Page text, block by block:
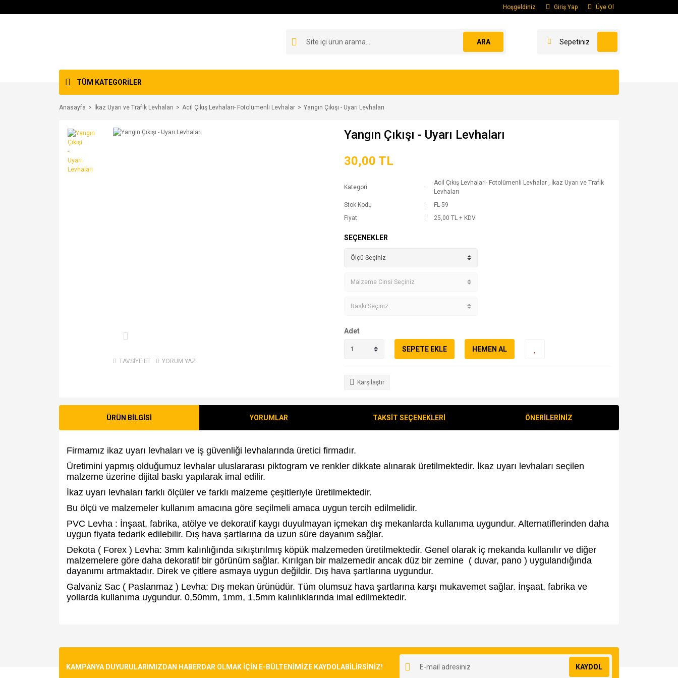
Hoşgeldiniz Giriş Yap Üye Ol
ARA Sepetiniz
TÜM KATEGORİLER
Anasayfa İkaz Uyarı ve Trafik Levhaları Acil Çıkış Levhaları- Fotolümenli Levhalar Yangın Çıkışı - Uyarı Levhaları
TAVSİYE ET YORUM YAZ
Yangın Çıkışı - Uyarı Levhaları
30,00 TL
Kategori
Acil Çıkış Levhaları- Fotolümenli Levhalar , İkaz Uyarı ve Trafik
Levhaları
Stok Kodu
FL-59
Fiyat
25,00 TL + KDV
SEÇENEKLER
Adet
SEPETE EKLE HEMEN AL
Karşılaştır
ÜRÜN BİLGİSİ YORUMLAR TAKSİT SEÇENEKLERİ ÖNERİLERİNİZ
Firmamız ikaz uyarı levhaları ve iş güvenliği levhalarında üretici firmadır.
Üretimini yapmış olduğumuz levhalar uluslararası piktogram ve renkler dikkate alınarak üretilmektedir. İkaz uyarı levhaları seçilen
malzeme üzerine dijital baskı yapılarak imal edilir.
İkaz uyarı levhaları farklı ölçüler ve farklı malzeme çeşitleriyle üretilmektedir.
Bu ölçü ve malzemeler kullanım amacına göre seçilmeli amaca uygun tercih edilmelidir.
PVC Levha : İnşaat, fabrika, atölye ve dekoratif kaygı duyulmayan içmekan dış mekanlarda kullanıma uygundur. Alternatiflerinden daha
uygun fiyata tedarik edilebilir. Dış hava şartlarına da uzun süre dayanım sağlar.
Dekota ( Forex ) Levha: 3mm kalınlığında sıkıştırılmış köpük malzemeden üretilmektedir. Genel olarak iç mekanda kullanılır ve diğer
malzemelere göre daha dekoratif bir görünüm sağlar. Kırılgan bir malzemedir ancak düz bir zemine ( duvar, pano ) uygulandığında
dayanımı artmaktadır. Direk ve çitlere asmaya uygun değildir. Dış hava şartlarına uygundur.
Galvaniz Sac ( Paslanmaz ) Levha: Dış mekan ürünüdür. Tüm olumsuz hava şartlarına karşı mukavemet sağlar. İnşaat, fabrika ve
yollarda kullanıma uygundur. 0,50mm, 1mm, 1,5mm kalınlıklarında imal edilmektedir.
Ürün resmi kalitesiz, bozuk veya görüntülenemiyor.
KAMPANYA DUYURULARIMIZDAN HABERDAR OLMAK İÇİN E-BÜLTENİMİZE KAYDOLABİLİRSİNİZ! KAYDOL